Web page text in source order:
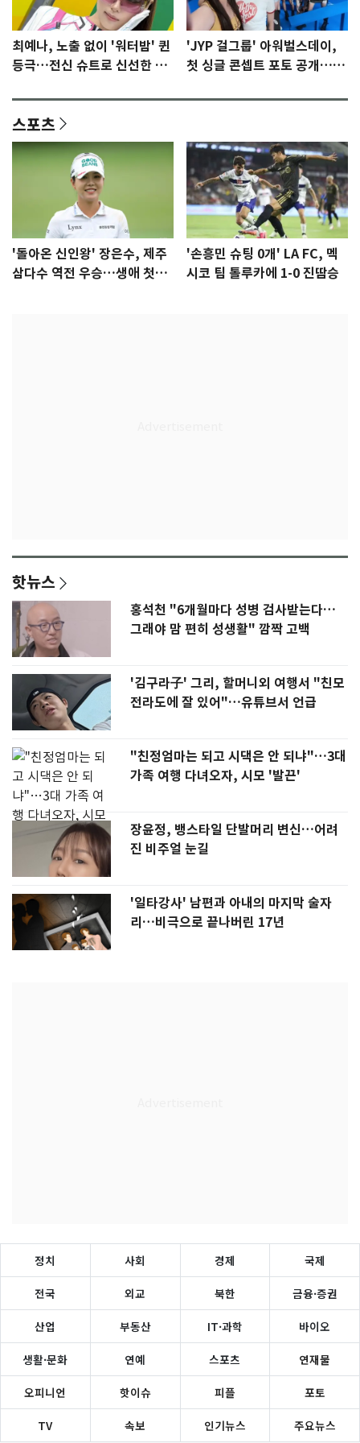
최예나, 노출 없이 '워터밤' 퀸
등극…전신 슈트로 신선한 충
'JYP 걸그룹' 아워벌스데이,
첫 싱글 콘셉트 포토 공개…청
스포츠
'돌아온 신인왕' 장은수, 제주
삼다수 역전 우승…생애 첫승
'손흥민 슈팅 0개' LA FC, 멕
시코 팀 톨루카에 1-0 진땀승
핫뉴스
홍석천 "6개월마다 성병 검사받는다…
그래야 맘 편히 성생활" 깜짝 고백
'김구라子' 그리, 할머니외 여행서 "친모
전라도에 잘 있어"…유튜브서 언급
"친정엄마는 되고 시댁은 안 되냐"…3대
가족 여행 다녀오자, 시모 '발끈'
장윤정, 뱅스타일 단발머리 변신…어려
진 비주얼 눈길
'일타강사' 남편과 아내의 마지막 술자
리…비극으로 끝나버린 17년
정치 사회 경제 국제
전국 외교 북한 금융·증권
산업 부동산 IT·과학 바이오
생활·문화 연예 스포츠 연재물
오피니언 핫이슈 피플 포토
TV 속보 인기뉴스 주요뉴스